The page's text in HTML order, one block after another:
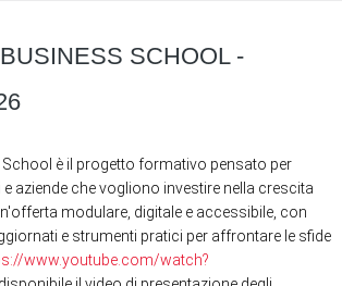
SCHOOL -
è il progetto formativo pensato per
aziende che vogliono investire nella crescita
modulare, digitale e accessibile, con
e strumenti pratici per affrontare le sfide
www.youtube.com/watch?